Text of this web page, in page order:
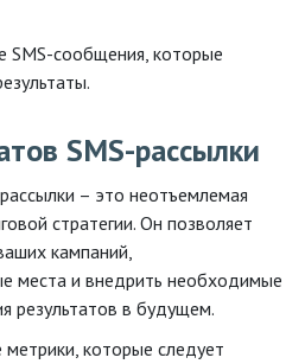
SMS-сообщения, которые
SMS-рассылки
– это неотъемлемая
стратегии. Он позволяет
кампаний,
места и внедрить необходимые
результатов в будущем.
которые следует